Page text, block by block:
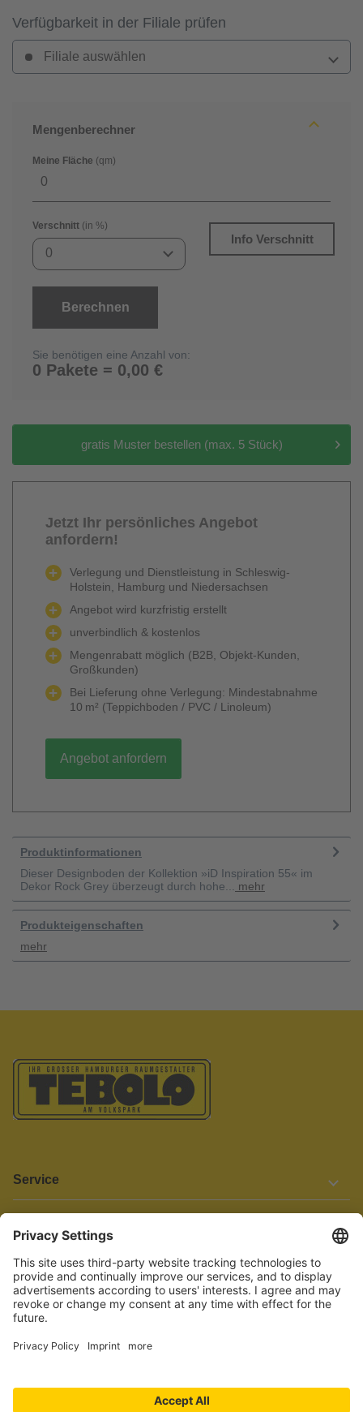
Verfügbarkeit in der Filiale prüfen
Filiale auswählen
Mengenberechner
Meine Fläche (qm)
Verschnitt (in %)
0
Info Verschnitt
Berechnen
Sie benötigen eine Anzahl von:
0 Pakete = 0,00 €
gratis Muster bestellen (max. 5 Stück)
Jetzt Ihr persönliches Angebot
anfordern!
Verlegung und Dienstleistung in Schleswig-
Holstein, Hamburg und Niedersachsen
Angebot wird kurzfristig erstellt
unverbindlich & kostenlos
Mengenrabatt möglich (B2B, Objekt-Kunden,
Großkunden)
Bei Lieferung ohne Verlegung: Mindestabnahme
10 m² (Teppichboden / PVC / Linoleum)
Angebot anfordern
Produktinformationen
Dieser Designboden der Kollektion »iD Inspiration 55« im
Dekor Rock Grey überzeugt durch hohe...
mehr
Produkteigenschaften
mehr
Service
Informationen
Barrierefreiheit
Wir bemühen uns, unsere Website barrierefrei zu gestalten.
Einige Inhalte und Funktionen sind derzeit jedoch noch nicht
vollständig zugänglich. Wenn Sie auf Barrieren stoßen oder Hilfe
benötigen, kontaktieren Sie uns bitte unter service[at]knutzen.de.
Vertrag widerrufen
© 2026 TEBOLO